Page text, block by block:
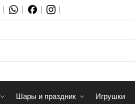
Шары и праздник Игрушки